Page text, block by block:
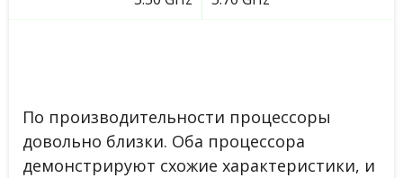
По производительности процессоры
довольно близки. Оба процессора
демонстрируют схожие характеристики, и